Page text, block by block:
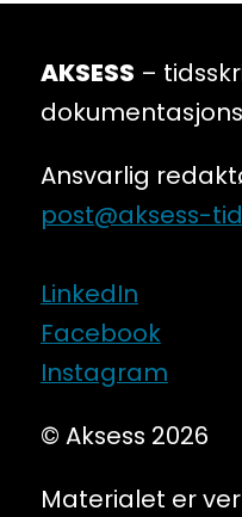
AKSESS –
Ansvarlig
post@aksess-
LinkedIn
Facebook
Instagram
© Aksess 2026
Materialet er